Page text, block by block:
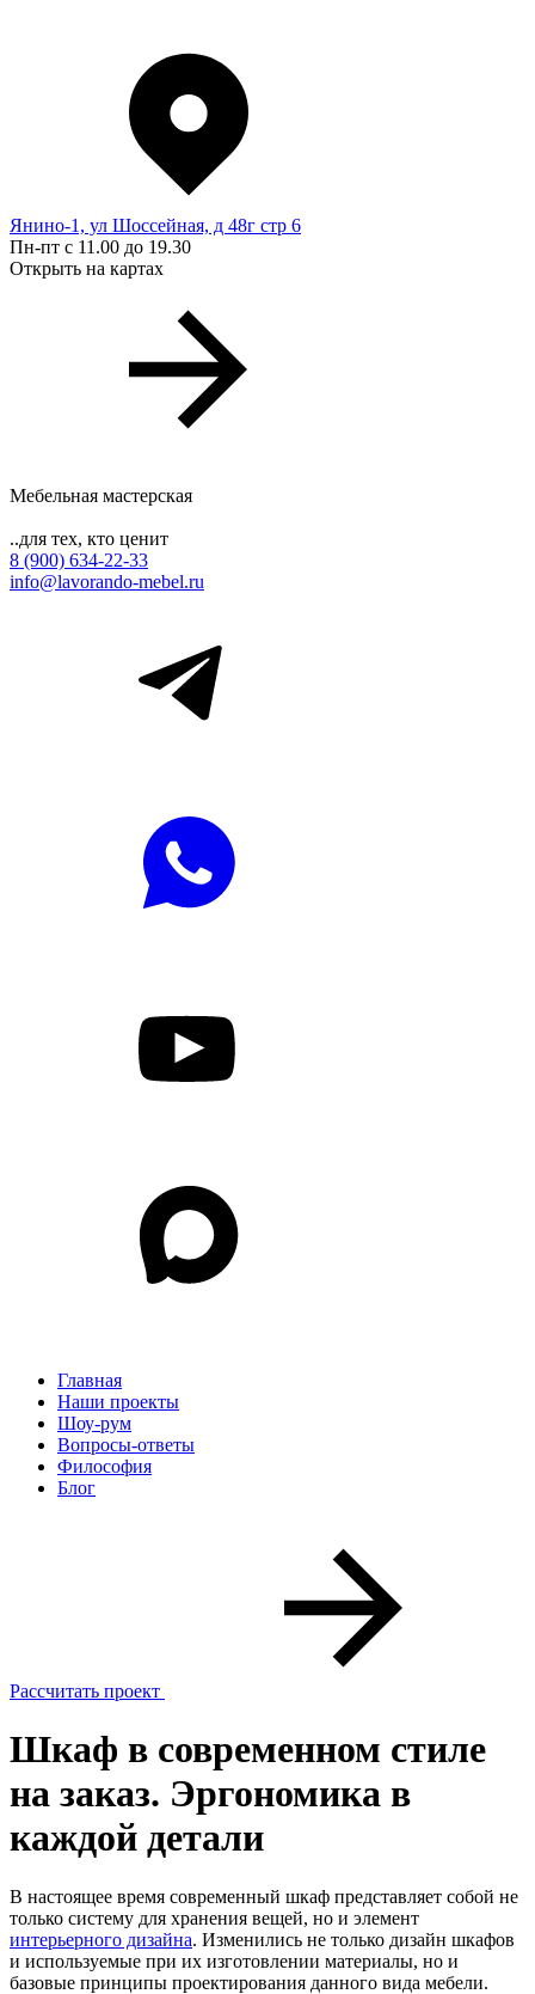
Янино-1, ул Шоссейная, д 48г стр 6
Пн-пт с 11.00 до 19.30
Открыть на картах
Мебельная мастерская
..для тех, кто ценит
8 (900) 634-22-33
info@lavorando-mebel.ru
Главная
Наши проекты
Шоу-рум
Вопросы-ответы
Философия
Блог
Рассчитать проект
Шкаф в современном стиле
на заказ. Эргономика в
каждой детали
В настоящее время современный шкаф представляет собой не
только систему для хранения вещей, но и элемент
интерьерного дизайна. Изменились не только дизайн шкафов
и используемые при их изготовлении материалы, но и
базовые принципы проектирования данного вида мебели.